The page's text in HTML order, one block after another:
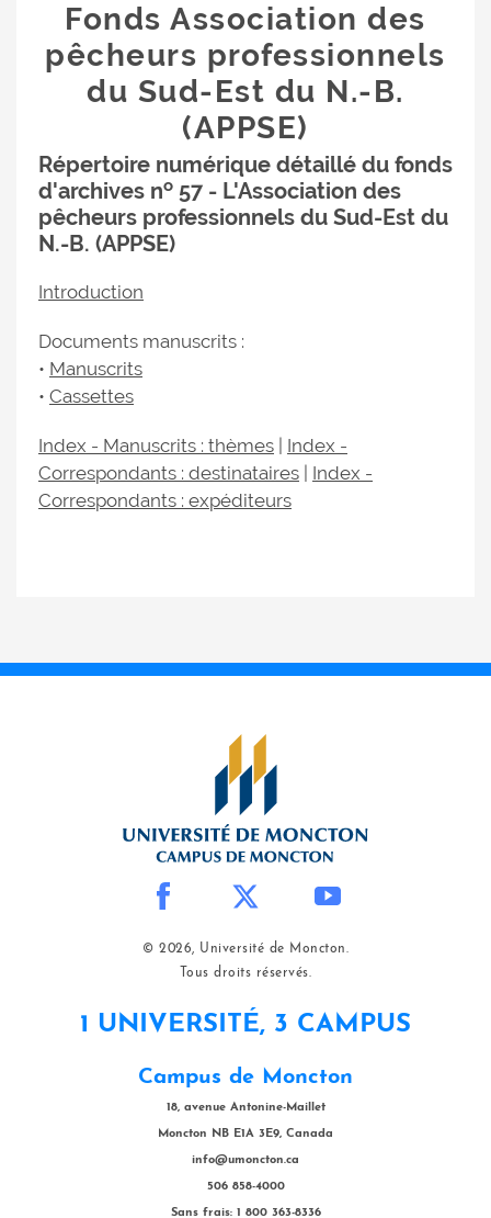
Fonds Association des
pêcheurs professionnels
du Sud-Est du N.-B.
(APPSE)
Répertoire numérique détaillé du fonds
d'archives no 57 - L'Association des
pêcheurs professionnels du Sud-Est du
N.-B. (APPSE)
Introduction
Documents manuscrits :
• Manuscrits
• Cassettes
Index - Manuscrits : thèmes
Index -
Correspondants : destinataires
Index -
Correspondants : expéditeurs
© 2026, Université de Moncton.
Tous droits réservés.
1 UNIVERSITÉ, 3 CAMPUS
Campus de Moncton
18, avenue Antonine-Maillet
Moncton NB E1A 3E9, Canada
info@umoncton.ca
506 858-4000
Sans frais: 1 800 363-8336